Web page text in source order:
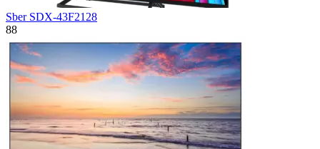
Sber SDX-43F2128
88